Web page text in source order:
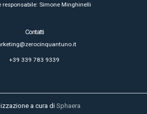
responsabile: Simone Minghinelli
Contatti
+39 339 783 9339
a cura di Sphaera